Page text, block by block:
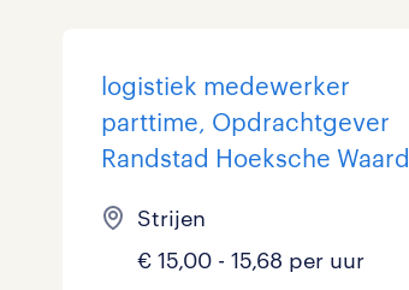
logistiek medewerker
parttime, Opdrachtgever
Randstad Hoeksche Waard
Strijen
€ 15,00 - 15,68 per uur